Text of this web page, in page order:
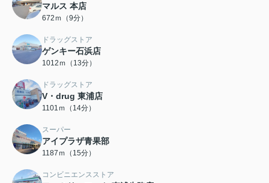
マルス 本店
672ｍ（9分）
ドラッグストア
ゲンキー石浜店
1012ｍ（13分）
ドラッグストア
V・drug 東浦店
1101ｍ（14分）
スーパー
アイプラザ青果部
1187ｍ（15分）
コンビニエンスストア